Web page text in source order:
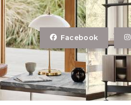
Facebook